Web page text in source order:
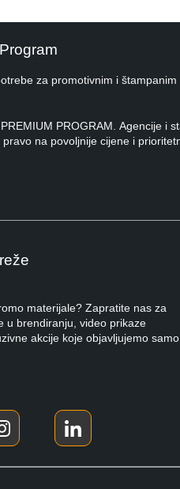
za promotivnim i štampanim
PROGRAM. Agencije i
na povoljnije cijene i
materijale? Zapratite nas za
u brendiranju, video prikaze
akcije koje objavljujemo